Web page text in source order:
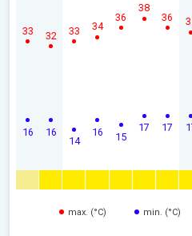
16
33
16
32
14
33
16
34
15
36
17
38
17
36
max. (°C) min. (°C)